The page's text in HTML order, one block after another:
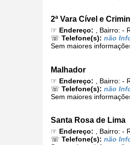
2ª Vara Cível e
☞ Endereço: , Bairro: -
☏ Telefone(s): não
Sem maiores
Malhador
☞ Endereço: , Bairro: -
☏ Telefone(s): não
Sem maiores
Santa Rosa de Lima
☞ Endereço: , Bairro: -
☏ Telefone(s): não